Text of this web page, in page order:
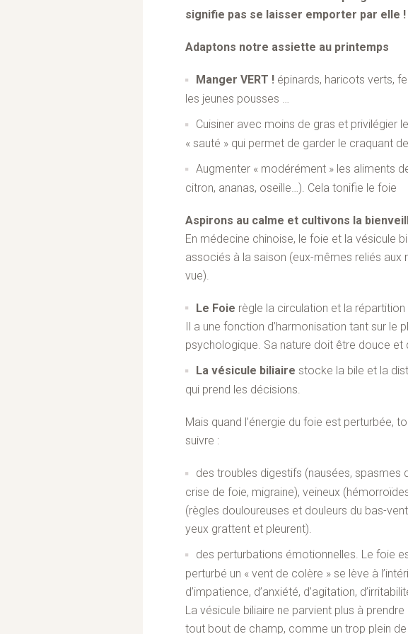
signifie pas se laisser emporter par elle !
Adaptons notre assiette au printemps
Manger VERT ! épinards, haricots verts,
les jeunes pousses …
Cuisiner avec moins de gras et privilégier
« sauté » qui permet de garder le craquant
Augmenter « modérément » les aliments
citron, ananas, oseille…). Cela tonifie le foie
Aspirons au calme et cultivons la
En médecine chinoise, le foie et la vésicule
associés à la saison (eux-mêmes reliés aux
vue).
Le Foie règle la circulation et la répartition
Il a une fonction d’harmonisation tant sur le
psychologique. Sa nature doit être douce et
La vésicule biliaire stocke la bile et la
qui prend les décisions.
Mais quand l’énergie du foie est perturbée,
suivre :
des troubles digestifs (nausées, spasmes
crise de foie, migraine), veineux
(règles douloureuses et douleurs du bas-
yeux grattent et pleurent).
des perturbations émotionnelles. Le foie
perturbé un « vent de colère » se lève à
d’impatience, d’anxiété, d’agitation,
La vésicule biliaire ne parvient plus à
tout bout de champ, comme un trop plein de